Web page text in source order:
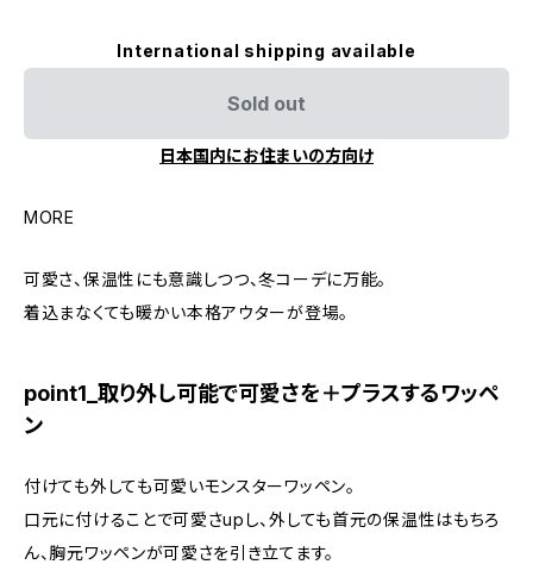
International shipping available
Sold out
日本国内にお住まいの方向け
MORE
可愛さ、保温性にも意識しつつ、冬コーデに万能。
着込まなくても暖かい本格アウターが登場。
point1_取り外し可能で可愛さを＋プラスするワッペ
ン
付けても外しても可愛いモンスターワッペン。
口元に付けることで可愛さupし、外しても首元の保温性はもちろ
ん、胸元ワッペンが可愛さを引き立てます。